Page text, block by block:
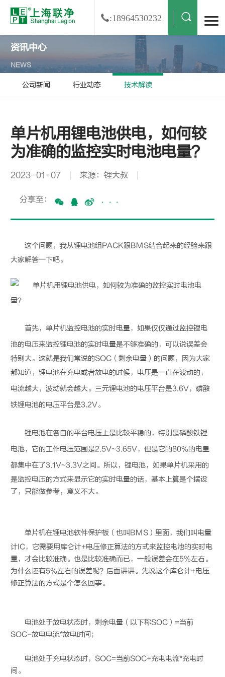
:18964530232
资讯中心
NEWS
公司新闻 行业动态 技术解读
单片机用锂电池供电，如何较
为准确的监控实时电池电量？
2023-01-07 来源：锂大叔
分享至： ···
这个问题，我从锂电池组PACK跟BMS结合起来的经验来跟
大家解答一下吧。
首先，单片机监控电池的实时电量，如果仅仅通过监控锂电
池的电压来监控锂电池的实时电量是不够准确的，可以说误差会
特别大。这就是我们常说的SOC（剩余电量）的问题，因为大家
都知道，锂电池在充电或者放电的时候，电压是一直在波动的，
电流越大，波动就会越大。三元锂电池的电压平台是3.6V，磷酸
铁锂电池的电压平台是3.2V。
锂电池在各自的平台电压上是比较平稳的，特别是磷酸铁锂
电池，它的工作电压范围是2.5V~3.65V，但是它的80%的电量
都集中在了3.1V~3.3V之间。所以，锂电池，如果单片机采用的
是监控电压的方式来显示它的实时电量的话，基本上算是个摆设
了，只能做参考，意义不大。
单片机在锂电池软件保护板（也叫BMS）里面，我们叫电量
计IC，它需要用库仑计+电压修正算法的方式来监控电池的实时电
量，才会比较准确。也是比较准确而已，一般误差会在5%左右。
为什么还有5%左右的误差呢？后面讲讲。先说这个库仑计+电压
修正算法的方式是个怎么回事。
电池处于放电状态时，剩余电量（以下称SOC）=当前
SOC-放电电流*放电时间；
电池处于充电状态时，SOC=当前SOC+充电电流*充电时
间。